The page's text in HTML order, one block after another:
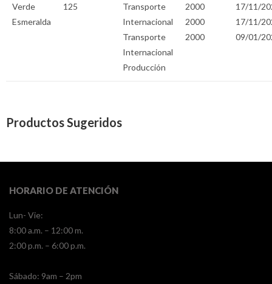
Verde
Esmeralda
125
Transporte
Internacional
Transporte
Internacional
Producción
2000
2000
2000
17/11/
17/11/
09/01/
Productos Sugeridos
HORARIO DE ATENCIÓN
Lun- Vie:
8:00 a.m. – 12:00 m.
2:00 p.m. – 6:00 p.m.
​​Sábado: 9am – 2pm